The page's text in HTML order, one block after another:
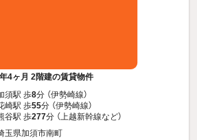
4ヶ月 2階建の賃貸物件
須駅 歩8分 （伊勢崎線）
崎駅 歩55分 （伊勢崎線）
谷駅 歩277分 （上越新幹線など）
玉県加須市南町